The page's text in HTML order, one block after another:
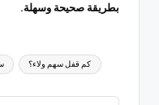
بطريقة صحيحة وسهلة.
العلامات:كم قفل سهم ولاء؟